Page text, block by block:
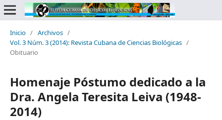
Inicio / Archivos /
Vol. 3 Núm. 3 (2014): Revista Cubana de Ciencias Biológicas /
Obituario
Homenaje Póstumo dedicado a la
Dra. Angela Teresita Leiva (1948-
2014)